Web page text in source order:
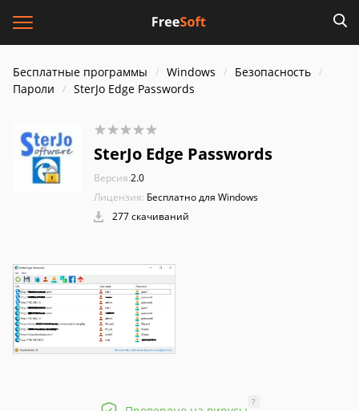
Бесплатные программы Windows
Безопасность
Пароли
SterJo Edge Passwords
SterJo Edge Passwords
Версия:2.0
Лицензия: Бесплатно для Windows
277 скачиваний
?